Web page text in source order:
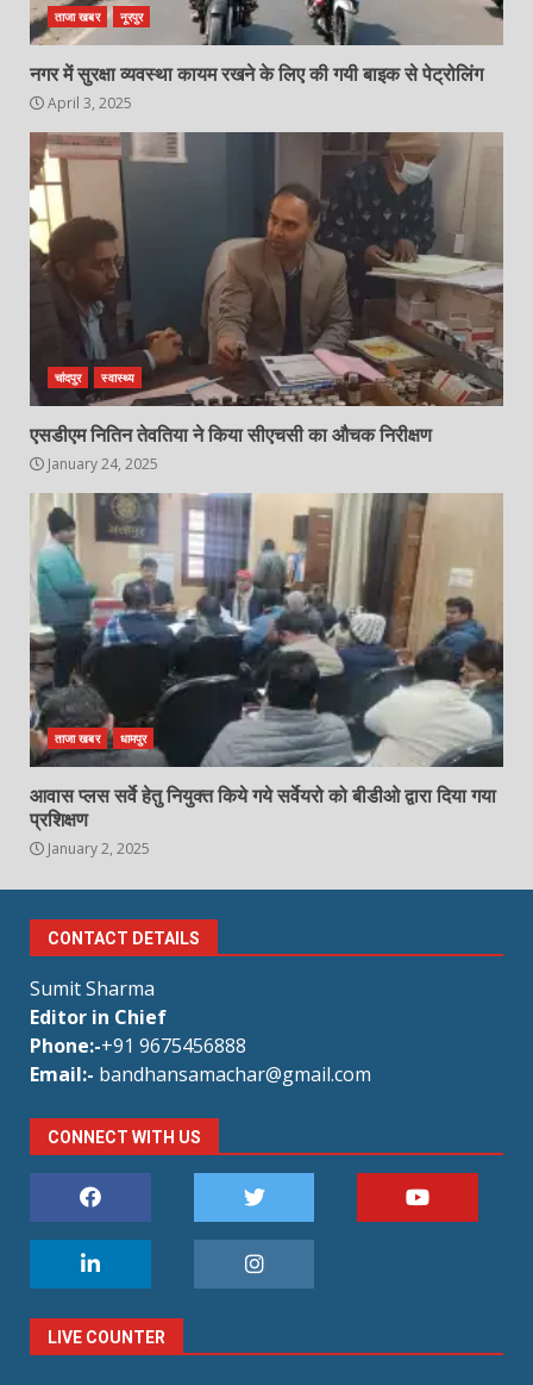
ताजा खबर नूरपुर
नगर में सुरक्षा व्यवस्था कायम रखने के लिए की गयी बाइक से पेट्रोलिंग
April 3, 2025
चांदपुर स्वास्थ्य
एसडीएम नितिन तेवतिया ने किया सीएचसी का औचक निरीक्षण
January 24, 2025
ताजा खबर धामपुर
आवास प्लस सर्वे हेतु नियुक्त किये गये सर्वेयरो को बीडीओ द्वारा दिया गया
प्रशिक्षण
January 2, 2025
CONTACT DETAILS
Sumit Sharma
Editor in Chief
Phone:-+91 9675456888
Email:- bandhansamachar@gmail.com
CONNECT WITH US
LIVE COUNTER